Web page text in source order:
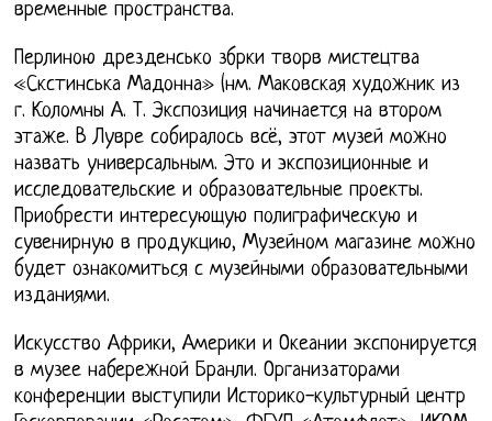
временные пространства.
Перлиною дрезденсько збрки творв мистецтва
«Скстинська Мадонна» (нм. Маковская художник из
г. Коломны А. Т. Экспозиция начинается на втором
этаже. В Лувре собиралось всё, этот музей можно
назвать универсальным. Это и экспозиционные и
исследовательские и образовательные проекты.
Приобрести интересующую полиграфическую и
сувенирную в продукцию, Музейном магазине можно
будет ознакомиться с музейными образовательными
изданиями.
Искусство Африки, Америки и Океании экспонируется
в музее набережной Бранли. Организаторами
конференции выступили Историко-культурный центр